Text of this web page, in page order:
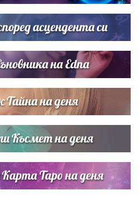
асцендента си
на Edna
на деня
Късмет на деня
Таро на деня